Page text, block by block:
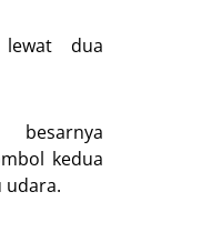
lewat dua
besarnya
kedua
udara.